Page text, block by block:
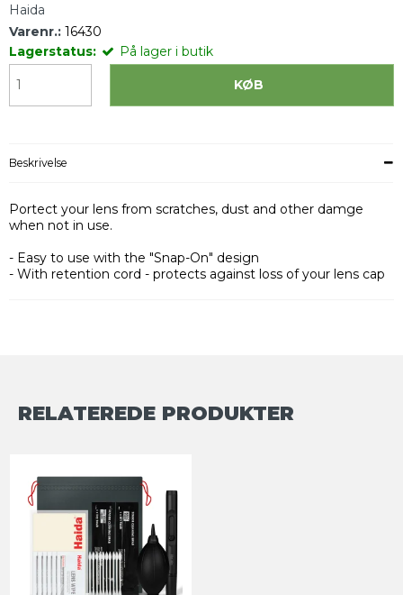
Haida
Varenr.: 16430
Lagerstatus:
På lager i butik
KØB
Beskrivelse
Portect your lens from scratches, dust and other damge
when not in use.
- Easy to use with the "Snap-On" design
- With retention cord - protects against loss of your lens cap
RELATEREDE PRODUKTER